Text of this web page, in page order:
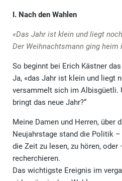
I. Nach den Wahlen
«Das Jahr ist klein und liegt
Der Weihnachtsmann ging heim
So beginnt bei Erich Kästner das
Ja, «das Jahr ist klein und liegt
versammelt sich im Albisgüetli.
bringt das neue Jahr?“
Meine Damen und Herren, über
Neujahrstage stand die Politik
die Zeit zu lesen, zu hören,
recherchieren.
Das wichtigste Ereignis im